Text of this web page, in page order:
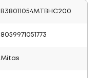
B38011054MTBHC200
8059971051773
Mitas